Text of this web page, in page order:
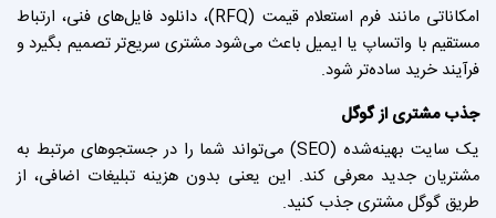
امکاناتی مانند فرم استعلام قیمت (RFQ)، دانلود فایل‌های فنی، ارتباط
مستقیم با واتساپ یا ایمیل باعث می‌شود مشتری سریع‌تر تصمیم بگیرد و
فرآیند خرید ساده‌تر شود.
جذب مشتری از گوگل
یک سایت بهینه‌شده (SEO) می‌تواند شما را در جستجوهای مرتبط به
مشتریان جدید معرفی کند. این یعنی بدون هزینه تبلیغات اضافی، از
طریق گوگل مشتری جذب کنید.